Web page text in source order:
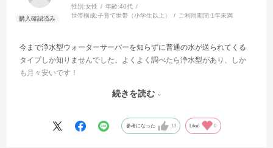
性別:女性 年齢:40代
世帯構成:子育て世帯（小学生以上） ご利用期間:1年未満
今まで浄水型ウォーターサーバーを知らずに普通の水が送られてくる
タイプしか知りませんでした。よくよく調べたら浄水型があり、しか
も月々安いです！
氷を作ると透明な様な気がします！
続きを読む
参考になった 13 Like! 0